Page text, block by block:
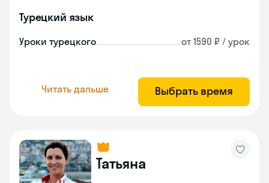
Турецкий язык
Уроки турецкого от 1590 ₽ / урок
Читать дальше Выбрать время
Татьяна